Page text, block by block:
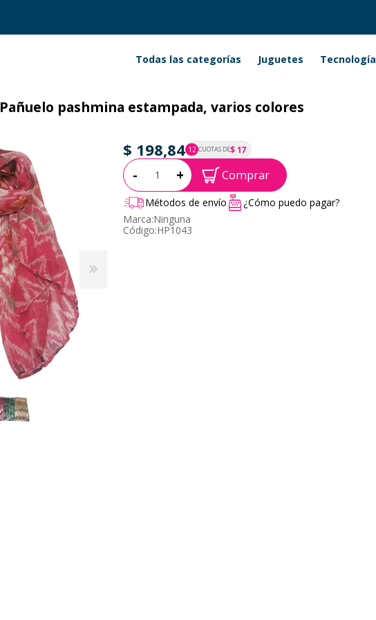
Todas las categorías Juguetes Tecnología
Pañuelo pashmina estampada, varios colores
$ 198,84 12 CUOTAS DE$ 17
P.T.F. $ 199
Cantidad:
- + Comprar
Métodos de envío
¿Cómo puedo pagar?
Marca:Ninguna
Código:HP1043